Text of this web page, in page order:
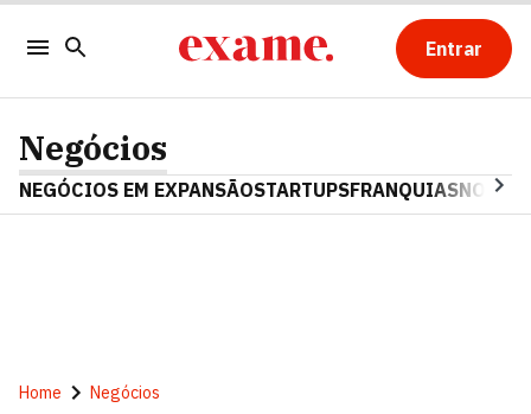
Entrar
Negócios
NEGÓCIOS EM EXPANSÃOSTARTUPSFRANQUIAS
Home Negócios